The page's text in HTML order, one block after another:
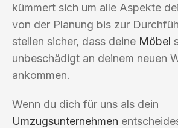
kümmert sich um alle Aspekte
von der Planung bis zur
stellen sicher, dass deine Möbel
unbeschädigt an deinem neuen
ankommen.
Wenn du dich für uns als dein
Umzugsunternehmen